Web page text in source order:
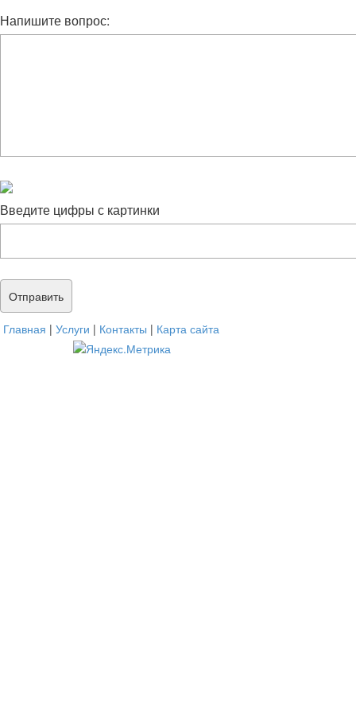
Напишите вопрос:
Введите цифры с картинки
Главная | Услуги | Контакты | Карта сайта